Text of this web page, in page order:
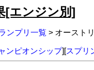
[エンジン別]
ンプリ一覧 > オースト
ンピオンシップ][スプリ